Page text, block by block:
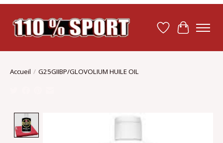
Liste dePanier
Accueil / G25GIIBP/GLOVOLIUM HUILE OIL
Product image slideshow Items